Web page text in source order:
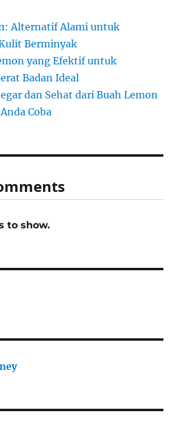
Alternatif Alami untuk
Berminyak
yang Efektif untuk
Badan Ideal
dan Sehat dari Buah Lemon
Coba
to show.